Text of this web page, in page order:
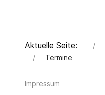
Aktuelle Seite:
Termine
Impressum